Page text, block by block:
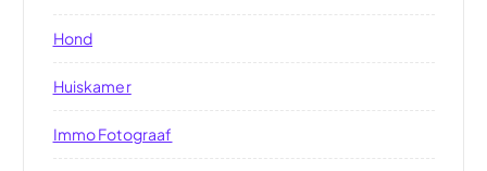
Hond
Huiskamer
Immo Fotograaf